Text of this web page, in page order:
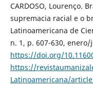
CARDOSO, Lourenço.
supremacia racial e o
Latinoamericana de
n. 1, p. 607-630, enero/
https://doi.org/
https://
Latinoamericana/